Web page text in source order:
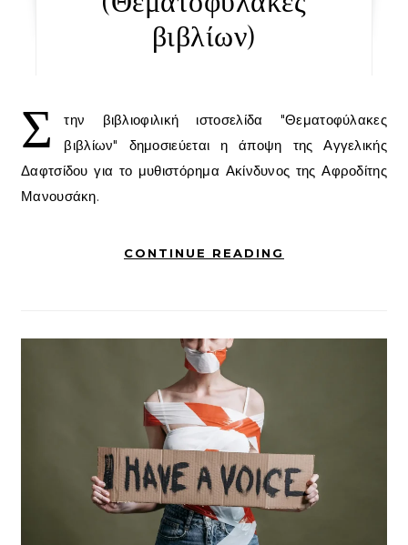
βιβλίων)
Σ
την βιβλιοφιλική ιστοσελίδα "Θεματοφύλακες
βιβλίων" δημοσιεύεται η άποψη της Αγγελικής
Δαφτσίδου για το μυθιστόρημα Ακίνδυνος της Αφροδίτης
Μανουσάκη.
CONTINUE READING